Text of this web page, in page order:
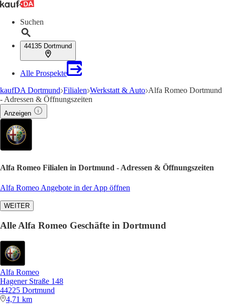
Suchen
44135 Dortmund
Alle Prospekte
kaufDA Dortmund Filialen Werkstatt & Auto Alfa Romeo Dortmund
- Adressen & Öffnungszeiten
Anzeigen
Alfa Romeo Filialen in Dortmund - Adressen & Öffnungszeiten
Alfa Romeo Angebote in der App öffnen
WEITER
Alle Alfa Romeo Geschäfte in Dortmund
Alfa Romeo
Hagener Straße 148
44225 Dortmund
4,71 km